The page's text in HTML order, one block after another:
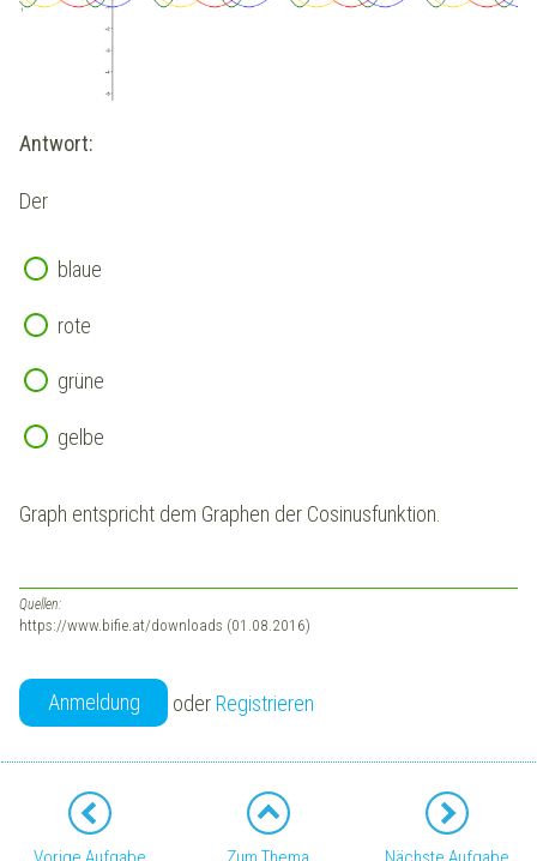
Antwort:
Der
blaue
rote
grüne
gelbe
Graph entspricht dem Graphen der Cosinusfunktion.
Quellen:
https://www.bifie.at/downloads (01.08.2016)
Anmeldung oder Registrieren